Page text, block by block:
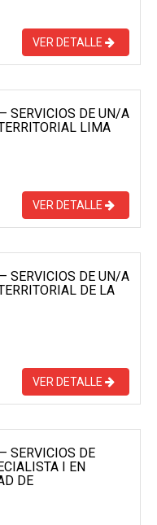
VER DETALLE
SERVICIOS DE UN/A
LIMA
VER DETALLE
SERVICIOS DE UN/A
DE LA
VER DETALLE
SERVICIOS DE
I EN
DE